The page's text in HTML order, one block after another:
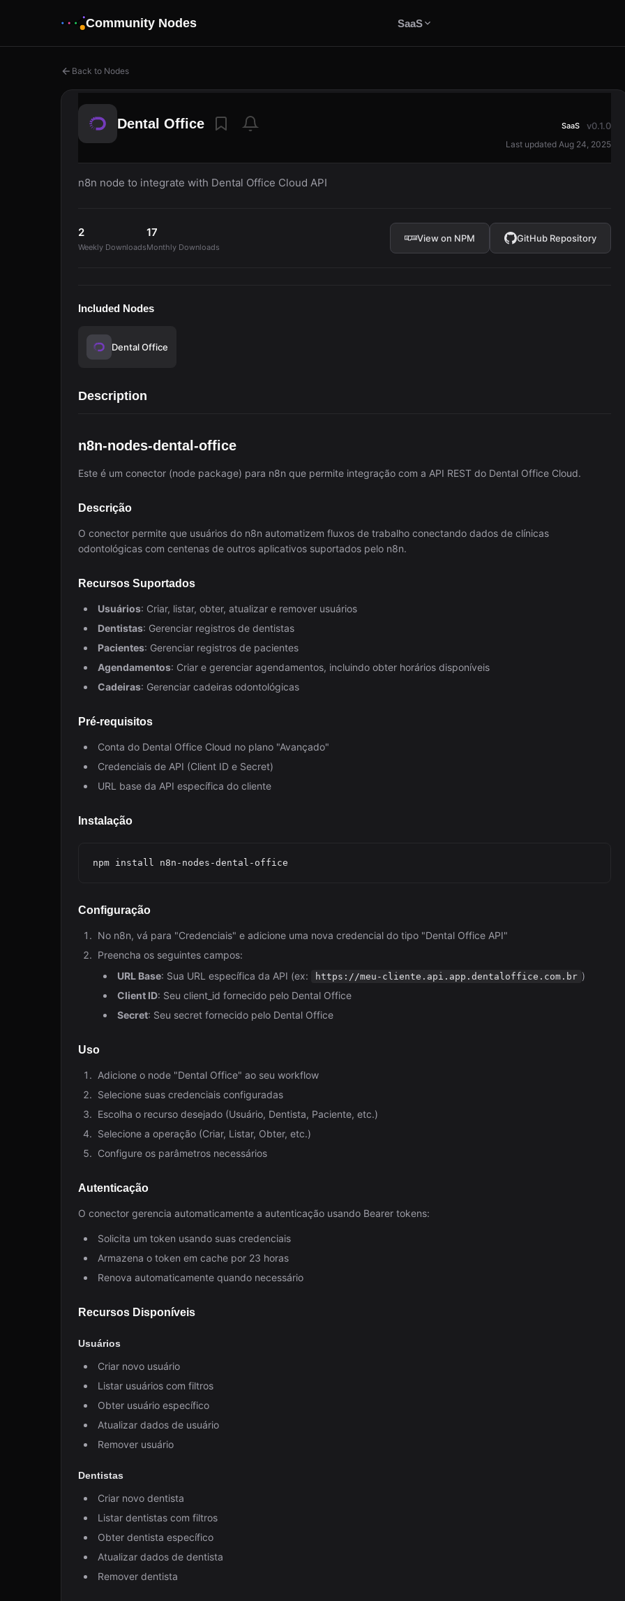
Community Nodes SaaS
Back to Nodes
Dental Office SaaS v0.1.0
Last updated Aug 24, 2025
n8n node to integrate with Dental Office Cloud API
2
Weekly Downloads
17
Monthly Downloads
View on NPM GitHub Repository
Included Nodes
Dental Office
Description
n8n-nodes-dental-office
Este é um conector (node package) para n8n que permite integração com a API REST do Dental Office Cloud.
Descrição
O conector permite que usuários do n8n automatizem fluxos de trabalho conectando dados de clínicas
odontológicas com centenas de outros aplicativos suportados pelo n8n.
Recursos Suportados
Usuários: Criar, listar, obter, atualizar e remover usuários
Dentistas: Gerenciar registros de dentistas
Pacientes: Gerenciar registros de pacientes
Agendamentos: Criar e gerenciar agendamentos, incluindo obter horários disponíveis
Cadeiras: Gerenciar cadeiras odontológicas
Pré-requisitos
Conta do Dental Office Cloud no plano "Avançado"
Credenciais de API (Client ID e Secret)
URL base da API específica do cliente
Instalação
Configuração
No n8n, vá para "Credenciais" e adicione uma nova credencial do tipo "Dental Office API"
Preencha os seguintes campos:
URL Base: Sua URL específica da API (ex: https://meu-cliente.api.app.dentaloffice.com.br )
Client ID: Seu client_id fornecido pelo Dental Office
Secret: Seu secret fornecido pelo Dental Office
Uso
Adicione o node "Dental Office" ao seu workflow
Selecione suas credenciais configuradas
Escolha o recurso desejado (Usuário, Dentista, Paciente, etc.)
Selecione a operação (Criar, Listar, Obter, etc.)
Configure os parâmetros necessários
Autenticação
O conector gerencia automaticamente a autenticação usando Bearer tokens:
Solicita um token usando suas credenciais
Armazena o token em cache por 23 horas
Renova automaticamente quando necessário
Recursos Disponíveis
Usuários
Criar novo usuário
Listar usuários com filtros
Obter usuário específico
Atualizar dados de usuário
Remover usuário
Dentistas
Criar novo dentista
Listar dentistas com filtros
Obter dentista específico
Atualizar dados de dentista
Remover dentista